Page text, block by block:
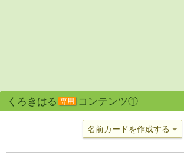
くろきはる 専用 コンテンツ①
名前カードを作成する